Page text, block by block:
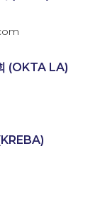
(OKTA LA)